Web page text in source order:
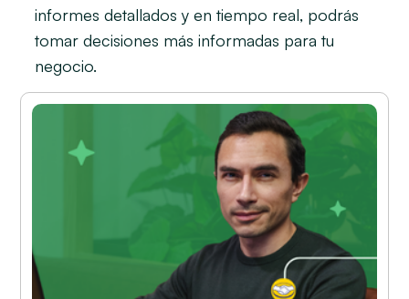
informes detallados y en tiempo real, podrás
tomar decisiones más informadas para tu
negocio.